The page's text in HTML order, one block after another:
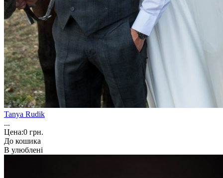
Tanya Rudik
...
Цена:0 грн.
До кошика
В улюблені